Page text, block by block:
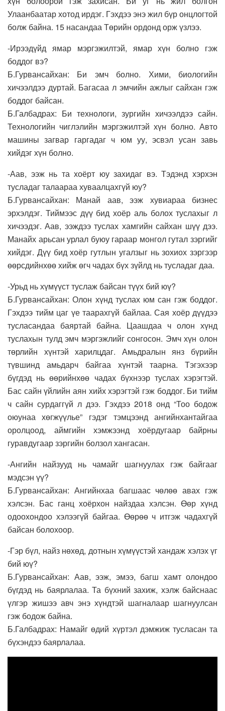
Улаанбаатар хотод ирдэг. Гэхдээ энэ жил бүр онцлогтой
болж байна. 15 насандаа Төрийн ордонд орж үзлээ.
-Ирээдүйд ямар мэргэжилтэй, ямар хүн болно гэж
боддог вэ?
Б.Гурвансайхан: Би эмч болно. Хими, биологийн
хичээлдээ дуртай. Багасаа л эмчийн ажлыг сайхан гэж
боддог байсан.
Б.Галбадрах: Би технологи, зургийн хичээлдээ сайн.
Технологийн чиглэлийн мэргэжилтэй хүн болно. Авто
машины загвар гаргадаг ч юм уу, эсвэл усан завь
хийдэг хүн болно.
-Аав, ээж нь та хоёрт юу захидаг вэ. Тэдэнд хэрхэн
тусладаг талаараа хуваалцахгүй юу?
Б.Гурвансайхан: Манай аав, ээж хувиараа бизнес
эрхэлдэг. Тиймээс дүү бид хоёр аль болох туслахыг л
хичээдэг. Аав, ээждээ туслах хамгийн сайхан шүү дээ.
Манайх арьсан урлал буюу гараар монгол гутал зэргийг
хийдэг. Дүү бид хоёр гутлын угалзыг нь зохиох зэргээр
өөрсдийнхөө хийж өгч чадах бүх зүйлд нь тусладаг даа.
-Урьд нь хүмүүст туслаж байсан түүх бий юү?
Б.Гурвансайхан: Олон хүнд туслах юм сан гэж боддог.
Гэхдээ тийм цаг үе таарахгүй байлаа. Сая хоёр дүүдээ
тусласандаа баяртай байна. Цаашдаа ч олон хүнд
туслахын тулд эмч мэргэжлийг сонгосон. Эмч хүн олон
төрлийн хүнтэй харилцдаг. Амьдралын янз бүрийн
түвшинд амьдарч байгаа хүнтэй таарна. Тэгэхээр
бүгдэд нь өөрийнхөө чадах бүхнээр туслах хэрэгтэй.
Бас сайн үйлийн аян хийх хэрэгтэй гэж боддог. Би тийм
ч сайн сурдаггүй л дээ. Гэхдээ 2018 онд “Тоо бодож
оюунаа хөгжүүлье” гэдэг тэмцээнд ангийнхантайгаа
оролцоод, аймгийн хэмжээнд хоёрдугаар байрны
гуравдугаар зэргийн болзол хангасан.
-Ангийн найзууд нь чамайг шагнуулах гэж байгааг
мэдсэн үү?
Б.Гурвансайхан: Ангийнхаа багшаас чөлөө авах гэж
хэлсэн. Бас ганц хоёрхон найздаа хэлсэн. Өөр хүнд
одоохондоо хэлээгүй байгаа. Өөрөө ч итгэж чадахгүй
байсан болохоор.
-Гэр бүл, найз нөхөд, дотнын хүмүүстэй хандаж хэлэх үг
бий юү?
Б.Гурвансайхан: Аав, ээж, эмээ, багш хамт олондоо
бүгдэд нь баярлалаа. Та бүхний захиж, хэлж байснаас
үлгэр жишээ авч энэ хүндтэй шагналаар шагнуулсан
гэж бодож байна.
Б.Галбадрах: Намайг өдий хүртэл дэмжиж тусласан та
бүхэндээ баярлалаа.